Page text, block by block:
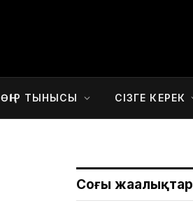
ӨҢІР ТЫНЫСЫ СІЗГЕ КЕРЕК
Соңғы жаңалықтар